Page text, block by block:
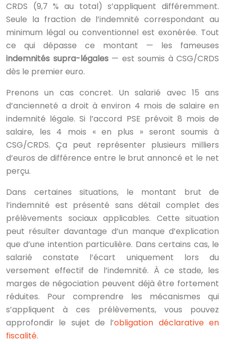
CRDS (9,7 % au total) s’appliquent différemment.
Seule la fraction de l’indemnité correspondant au
minimum légal ou conventionnel est exonérée. Tout
ce qui dépasse ce montant — les fameuses
indemnités supra-légales— est soumis à CSG/CRDS
dès le premier euro.
Prenons un cas concret. Un salarié avec 15 ans
d’ancienneté a droit à environ 4 mois de salaire en
indemnité légale. Si l’accord PSE prévoit 8 mois de
salaire, les 4 mois « en plus » seront soumis à
CSG/CRDS. Ça peut représenter plusieurs milliers
d’euros de différence entre le brut annoncé et le net
perçu.
Dans certaines situations, le montant brut de
l’indemnité est présenté sans détail complet des
prélèvements sociaux applicables. Cette situation
peut résulter davantage d’un manque d’explication
que d’une intention particulière. Dans certains cas, le
salarié constate l’écart uniquement lors du
versement effectif de l’indemnité. À ce stade, les
marges de négociation peuvent déjà être fortement
réduites. Pour comprendre les mécanismes qui
s’appliquent à ces prélèvements, vous pouvez
approfondir le sujet de l’obligation déclarative en
fiscalité.